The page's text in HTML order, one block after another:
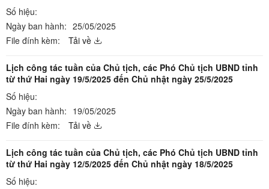
Số hiệu:
Ngày ban hành: 25/05/2025
File đính kèm:
Tải về
Lịch công tác tuần của Chủ tịch, các Phó Chủ tịch UBND tỉnh
từ thứ Hai ngày 19/5/2025 đến Chủ nhật ngày 25/5/2025
Số hiệu:
Ngày ban hành: 19/05/2025
File đính kèm:
Tải về
Lịch công tác tuần của Chủ tịch, các Phó Chủ tịch UBND tỉnh
từ thứ Hai ngày 12/5/2025 đến Chủ nhật ngày 18/5/2025
Số hiệu: